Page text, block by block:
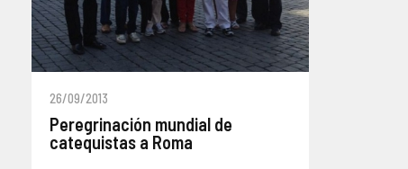
26/09/2013
Peregrinación mundial de
catequistas a Roma